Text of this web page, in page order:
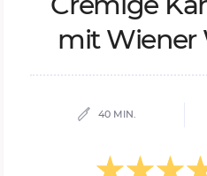
mit Wie­ner
40 MIN.